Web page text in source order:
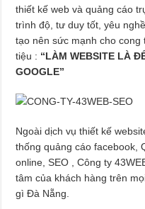
thiết kế web và quảng cáo
trình độ, tư duy tốt, yêu
tạo nên sức mạnh cho
tiệu : “LÀM WEBSITE LÀ
GOOGLE”
Ngoài dịch vụ thiết kế
thống quảng cáo facebook,
online, SEO , Công ty
tâm của khách hàng trên
gì Đà Nẵng.